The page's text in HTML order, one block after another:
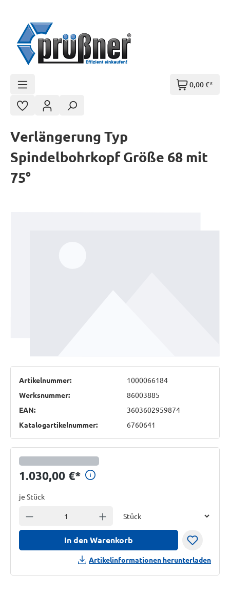
0,00 €*
Verlängerung Typ
Spindelbohrkopf Größe 68 mit
75°
Artikelnummer:
1000066184
Werksnummer:
86003885
EAN:
3603602959874
Katalogartikelnummer:
6760641
1.030,00 €* Preisinformationen
je Stück
Anzahl verringern Anzahl erhöhen
In den Warenkorb
Artikelinformationen herunterladen